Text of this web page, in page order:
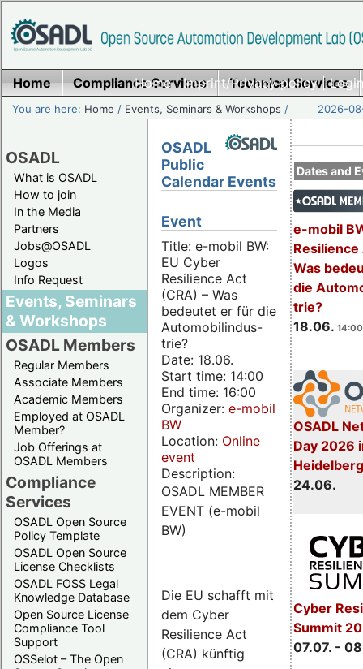
Home|Imprint/Privacy policy|
Home Compliance Services Technical Services
You are here: Home / Events, Seminars & Workshops / 2026-
OSADL
What is OSADL
How to join
In the Media
Partners
Jobs@OSADL
Logos
Info Request
Events, Seminars
& Workshops
OSADL Members
Regular Members
Associate Members
Academic Members
Employed at OSADL
Member?
Job Offerings at
OSADL Members
Compliance
Services
OSADL Open Source
Policy Template
OSADL Open Source
License Checklists
OSADL FOSS Legal
Knowledge Database
Open Source License
Compliance Tool
Support
OSSelot – The Open
Dates and
e-mobil
Resilience
Was
die
trie?
18.06.
OSADL
Day 2026
24.06.
Cyber
Summit
07.07. -
OSADL
Public
Calendar Events
Event
Title: e-mobil BW:
EU Cyber
Resilience Act
(CRA) – Was
bedeutet er für die
Automobilindus-
trie?
Date: 18.06.
Start time: 14:00
End time: 16:00
Organizer: e-mobil
BW
Location: Online
event
Description:
OSADL MEMBER
EVENT (e-mobil
BW)
Die EU schafft mit
dem Cyber
Resilience Act
(CRA) künftig